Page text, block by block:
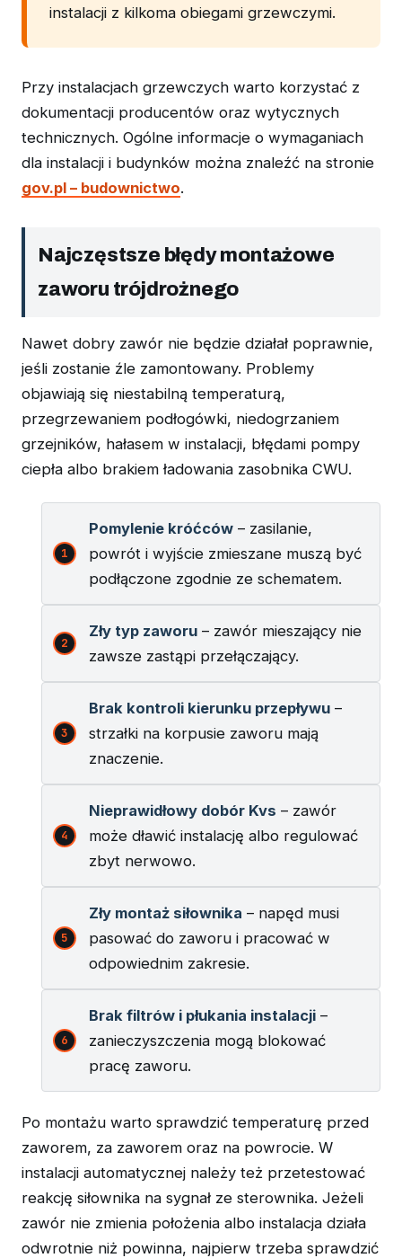
instalacji z kilkoma obiegami grzewczymi.
Przy instalacjach grzewczych warto korzystać z
dokumentacji producentów oraz wytycznych
technicznych. Ogólne informacje o wymaganiach
dla instalacji i budynków można znaleźć na stronie
gov.pl – budownictwo.
Najczęstsze błędy montażowe
zaworu trójdrożnego
Nawet dobry zawór nie będzie działał poprawnie,
jeśli zostanie źle zamontowany. Problemy
objawiają się niestabilną temperaturą,
przegrzewaniem podłogówki, niedogrzaniem
grzejników, hałasem w instalacji, błędami pompy
ciepła albo brakiem ładowania zasobnika CWU.
Pomylenie króćców – zasilanie,
powrót i wyjście zmieszane muszą być
podłączone zgodnie ze schematem.
Zły typ zaworu – zawór mieszający nie
zawsze zastąpi przełączający.
Brak kontroli kierunku przepływu –
strzałki na korpusie zaworu mają
znaczenie.
Nieprawidłowy dobór Kvs – zawór
może dławić instalację albo regulować
zbyt nerwowo.
Zły montaż siłownika – napęd musi
pasować do zaworu i pracować w
odpowiednim zakresie.
Brak filtrów i płukania instalacji –
zanieczyszczenia mogą blokować
pracę zaworu.
Po montażu warto sprawdzić temperaturę przed
zaworem, za zaworem oraz na powrocie. W
instalacji automatycznej należy też przetestować
reakcję siłownika na sygnał ze sterownika. Jeżeli
zawór nie zmienia położenia albo instalacja działa
odwrotnie niż powinna, najpierw trzeba sprawdzić